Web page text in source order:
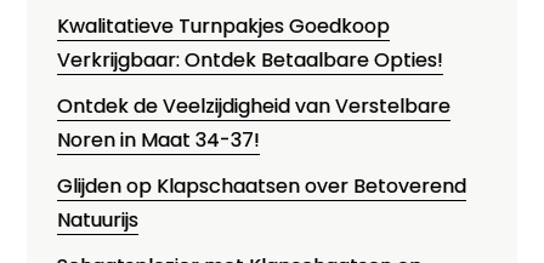
Kwalitatieve Turnpakjes Goedkoop
Verkrijgbaar: Ontdek Betaalbare Opties!
Ontdek de Veelzijdigheid van Verstelbare
Noren in Maat 34-37!
Glijden op Klapschaatsen over Betoverend
Natuurijs